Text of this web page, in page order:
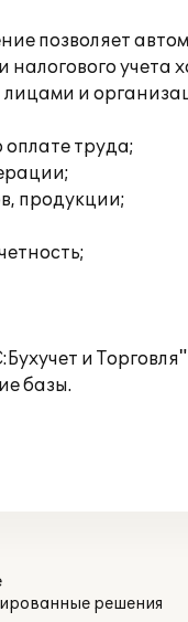
позволяет
налогового
лицами и
оплате труда;
продукции;
и
базы.
решения